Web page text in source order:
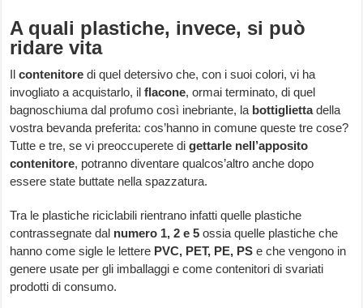
A quali plastiche, invece, si può
ridare vita
Ilcontenitoredi quel detersivo che, con i suoi colori, vi ha
invogliato a acquistarlo, ilflacone, ormai terminato, di quel
bagnoschiuma dal profumo così inebriante, la bottigliettadella
vostra bevanda preferita: cos’hanno in comune queste tre cose?
Tutte e tre, se vi preoccuperete digettarle nell’apposito
contenitore, potranno diventare qualcos’altro anche dopo
essere state buttate nella spazzatura.
Tra le plastiche riciclabili rientrano infatti quelle plastiche
contrassegnate dal numero 1, 2 e 5 ossia quelle plastiche che
hanno come sigle le lettere PVC, PET, PE, PSe che vengono in
genere usate per gli imballaggi e come contenitori di svariati
prodotti di consumo.